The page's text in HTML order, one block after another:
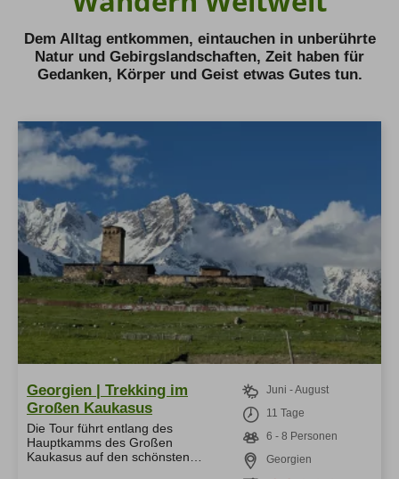
Hochtouren Alpen
Hochtouren 2+
Hochtouren 1:1
Klettern
Kletterreisen
Kletterkurse
Klettersteige
Klettersteig Tagestouren
Klettersteig Mehrtage
Klettersteigkurse
Wandern
Wandern Selfguided
Allgäuer Gipfelwelten
Dem Alltag entkommen, eintauchen in unberührte
Natur und Gebirgslandschaften, Zeit haben für
Gedanken, Körper und Geist etwas Gutes tun.
Georgien | Trekking im
Großen Kaukasus
Die Tour führt entlang des
Hauptkamms des Großen
Kaukasus auf den schönsten…
Juni - August
11 Tage
6 - 8 Personen
Georgien